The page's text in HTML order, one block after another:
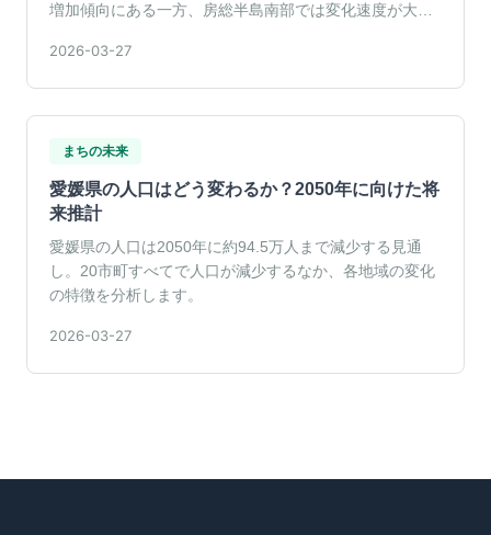
増加傾向にある一方、房総半島南部では変化速度が大き
2026-03-27
まちの未来
愛媛県の人口はどう変わるか？2050年に向けた将
来推計
愛媛県の人口は2050年に約94.5万人まで減少する見通
し。20市町すべてで人口が減少するなか、各地域の変化
の特徴を分析します。
2026-03-27